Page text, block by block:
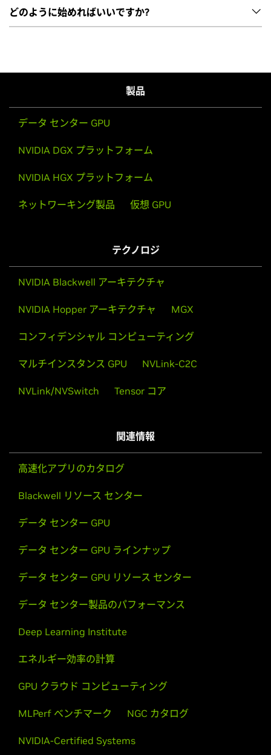
NVIDIA DSX で AI ファクトリーのトークン、電力、
次なる産業革命に向けた米国の AI インフラの将来性
確保の取り組み
動画を見る
全ての動画を見る
が含まれています。
従来のデータセンターは、主に情報の保存、処理、検索、提
供を行います。 AI ファクトリーは、データやエネルギーをト
Blueprint により、開発者は、AI ファクトリーの物理的に正確
前構築された Web UI、サンプル スクリプト、ワークフロー
ガイド、NVIDIA CUDA-X™ と Omniverse のコア テクノロジ
ーが含まれています。
のための独立系ソフトウェア ベンダー (ISV) など、幅広い分
野のエコシステムに対応しています。OEM (Original
DSX は共通の設計標準を提供するため、冷却水循環装置
(CDU) メーカーから ISV まで、あらゆる関係者が、個別の統
合なしで AI ファクトリーの構築に貢献できます。
NVIDIA DSX は、AI ファクトリーが同じ電力、インフラ、運
用予算でより多くのトークンを生成できるようにすること
DSX MaxLPS は、無駄になっている余剰電力を回収し、お客
様が同じメガワット予算内で最大 40% 多くの GPU をプロビ
模の運用を自動化することで稼働時間を向上させます。 DSX
Exchange と DSX Sim は、施設、電力、冷却、演算信号を統
向上させます。
どのように始めればいいですか?
する技術的なガイダンスを紹介します。
製品
データ センター GPU
NVIDIA DGX プラットフォーム
NVIDIA HGX プラットフォーム
ネットワーキング製品 仮想 GPU
テクノロジ
NVIDIA Blackwell アーキテクチャ
NVIDIA Hopper アーキテクチャ MGX
コンフィデンシャル コンピューティング
マルチインスタンス GPU NVLink-C2C
NVLink/NVSwitch Tensor コア
関連情報
高速化アプリのカタログ
Blackwell リソース センター
データ センター GPU
データ センター GPU ラインナップ
データ センター GPU リソース センター
データ センター製品のパフォーマンス
Deep Learning Institute
エネルギー効率の計算
GPU クラウド コンピューティング
MLPerf ベンチマーク NGC カタログ
NVIDIA-Certified Systems